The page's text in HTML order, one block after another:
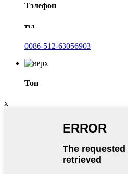
Тэлефон
тэл
0086-512-63056903
Топ
x